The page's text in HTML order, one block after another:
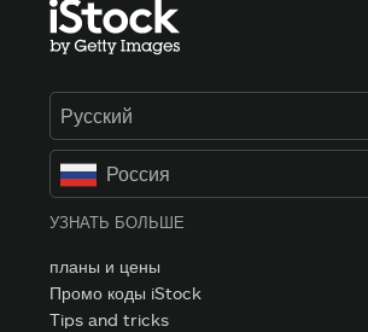
Русский
Россия
УЗНАТЬ БОЛЬШЕ
планы и цены
Промо коды iStock
Tips and tricks